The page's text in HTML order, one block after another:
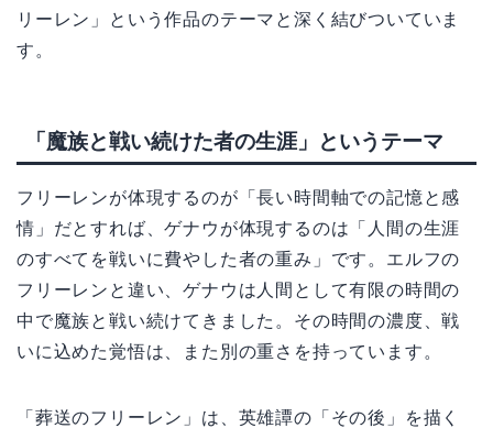
リーレン」という作品のテーマと深く結びついていま
す。
「魔族と戦い続けた者の生涯」というテーマ
フリーレンが体現するのが「長い時間軸での記憶と感
情」だとすれば、ゲナウが体現するのは「人間の生涯
のすべてを戦いに費やした者の重み」です。エルフの
フリーレンと違い、ゲナウは人間として有限の時間の
中で魔族と戦い続けてきました。その時間の濃度、戦
いに込めた覚悟は、また別の重さを持っています。
「葬送のフリーレン」は、英雄譚の「その後」を描く